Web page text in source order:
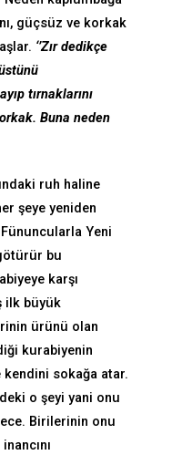
güçsüz ve korkak
‘’Zır dedikçe
tırnaklarını
Buna neden
ruh haline
şeye yeniden
Yeni
bu
karşı
ilk büyük
ürünü olan
kurabiyenin
sokağa atar.
o şeyi yani onu
Birilerinin onu